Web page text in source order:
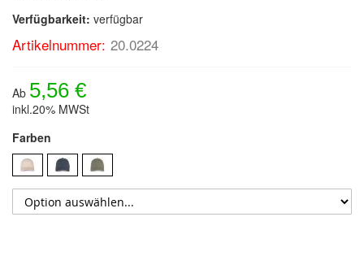
Verfügbarkeit: verfügbar
Artikelnummer: 20.0224
Ab 5,56 €
inkl.20% MWSt
Farben